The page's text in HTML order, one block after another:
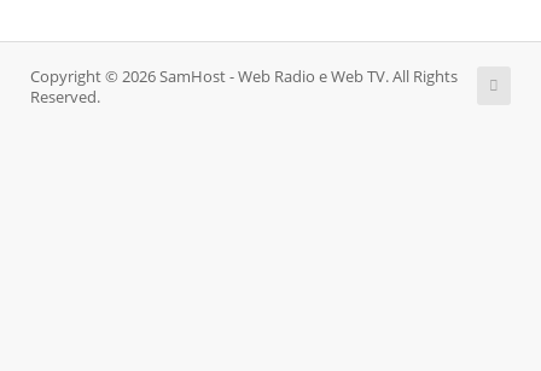
Copyright © 2026 SamHost - Web Radio e Web TV. All Rights
Reserved.